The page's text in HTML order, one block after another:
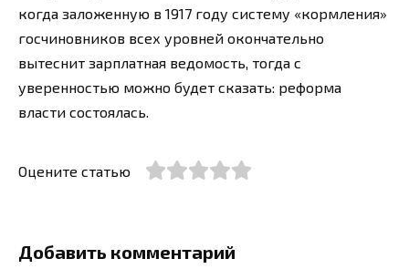
когда заложенную в 1917 году систему «кормления»
госчиновников всех уровней окончательно
вытеснит зарплатная ведомость, тогда с
уверенностью можно будет сказать: реформа
власти состоялась.
Оцените статью
Добавить комментарий